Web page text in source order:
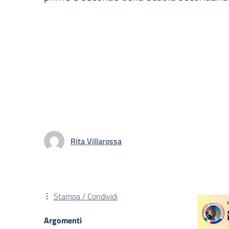
Rita Villarossa
Stampa / Condividi
Argomenti